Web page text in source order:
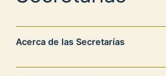
Acerca de las Secretarías